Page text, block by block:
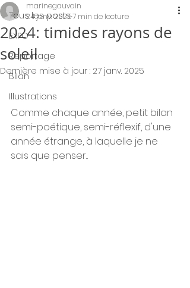
Tous les posts
EXPO
Reportage
Bilan
Illustrations
2024: timides rayons de
soleil
marinegauvain
24 janv. 20257 min de lecture
Dernière mise à jour : 27 janv. 2025
Comme chaque année, petit bilan
semi-poétique, semi-réflexif, d'une
année étrange, à laquelle je ne
sais que penser...